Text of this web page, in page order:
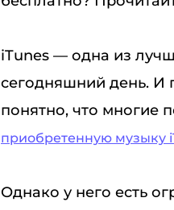
iTunes — одна из
сегодняшний день. И
понятно, что многие
приобретенную музыку
Однако у него есть